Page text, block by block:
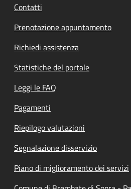
Contatti
Prenotazione appuntamento
Richiedi assistenza
Statistiche del portale
Leggi le FAQ
Pagamenti
Riepilogo valutazioni
Segnalazione disservizio
Piano di miglioramento dei servizi